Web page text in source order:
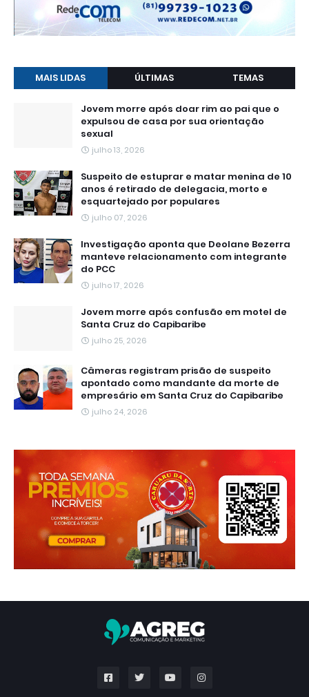
MAIS LIDAS ÚLTIMAS TEMAS
Jovem morre após doar rim ao pai que o
expulsou de casa por sua orientação
sexual
julho 13, 2026
Suspeito de estuprar e matar menina de 10
anos é retirado de delegacia, morto e
esquartejado por populares
julho 07, 2026
Investigação aponta que Deolane Bezerra
manteve relacionamento com integrante
do PCC
julho 17, 2026
Jovem morre após confusão em motel de
Santa Cruz do Capibaribe
julho 25, 2026
Câmeras registram prisão de suspeito
apontado como mandante da morte de
empresário em Santa Cruz do Capibaribe
julho 24, 2026